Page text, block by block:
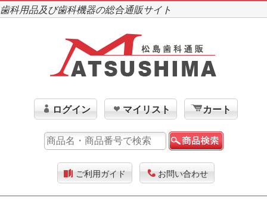
歯科用品及び歯科機器の総合通販サイト
ログイン マイリスト カート
ご利用ガイド お問い合わせ